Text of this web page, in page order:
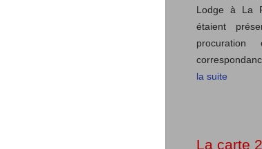
Lodge à La
étaient
la suite
La carte